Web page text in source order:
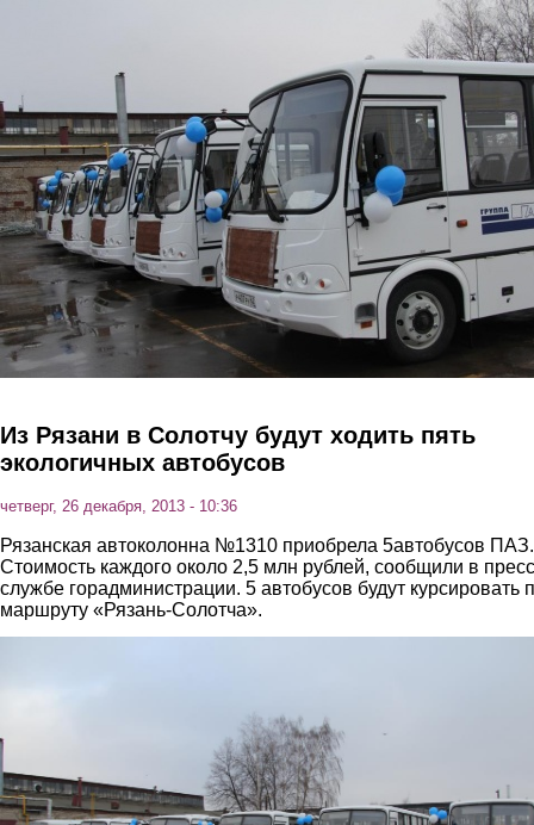
Из Рязани в Солотчу будут ходить пять
экологичных автобусов
четверг, 26 декабря, 2013 - 10:36
Рязанская автоколонна №1310 приобрела 5автобусов ПАЗ.
Стоимость каждого около 2,5 млн рублей, сообщили в
службе горадминистрации. 5 автобусов будут курсировать
маршруту «Рязань-Солотча».